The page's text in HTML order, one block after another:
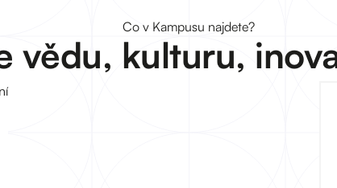
Co v Kampusu najdete?
vědu, kulturu,